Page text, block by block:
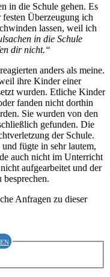
in die Schule gehen. Es
Überzeugung ich
lassen, weil ich
in die Schule
dir nicht.“
anders als meine.
ihre Kinder einer
wurden. Etliche Kinder
fanden nicht dorthin
Sie wurden von den
gefunden. Die
der Schule.
fügte in sehr lautem,
auch nicht im Unterricht
aufgearbeitet und der
Anfragen zu dieser